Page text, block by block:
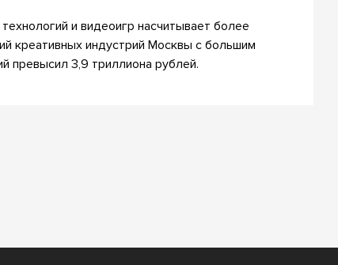
и видеоигр насчитывает более
креативных индустрий Москвы с большим
превысил 3,9 триллиона рублей.